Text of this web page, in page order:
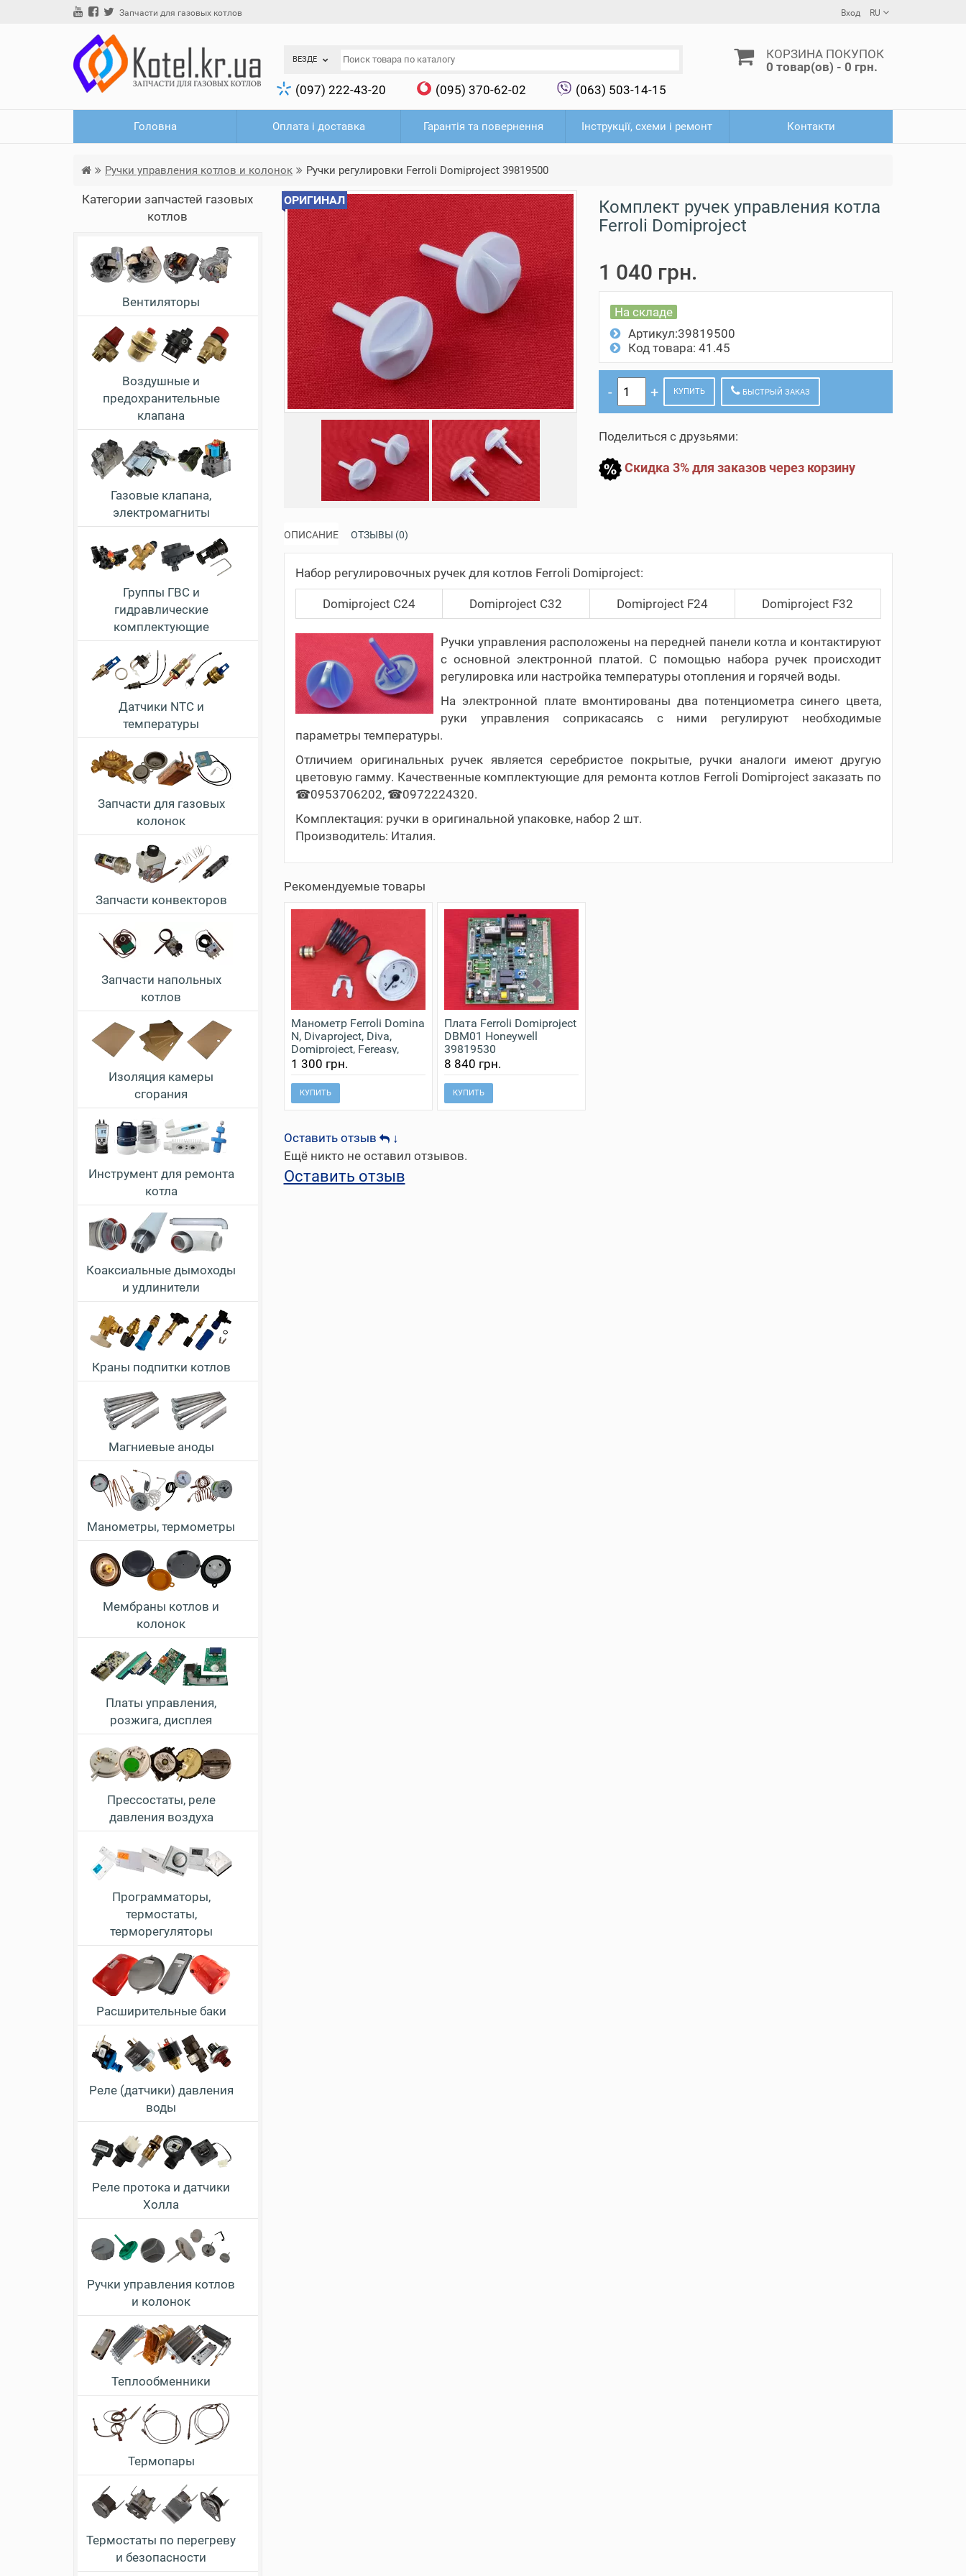
Запчасти для газовых котлов Вход RU
ВЕЗДЕ
(097) 222-43-20 (095) 370-62-02 (063) 503-14-15
КОРЗИНА ПОКУПОК
0 товар(ов) - 0 грн.
Головна Оплата і доставка Гарантія та повернення Інструкції, схеми і ремонт Контакти
Ручки управления котлов и колонок Ручки регулировки Ferroli Domiproject 39819500
Категории запчастей газовых
котлов
Вентиляторы
Воздушные и
предохранительные
клапана
Газовые клапана,
электромагниты
Группы ГВС и
гидравлические
комплектующие
Датчики NTC и
температуры
Запчасти для газовых
колонок
Запчасти конвекторов
Запчасти напольных
котлов
Изоляция камеры
сгорания
Инструмент для ремонта
котла
Коаксиальные дымоходы
и удлинители
Краны подпитки котлов
Магниевые аноды
Манометры, термометры
Мембраны котлов и
колонок
Платы управления,
розжига, дисплея
Прессостаты, реле
давления воздуха
Программаторы,
термостаты,
терморегуляторы
Расширительные баки
Реле (датчики) давления
воды
Реле протока и датчики
Холла
Ручки управления котлов
и колонок
Теплообменники
Термопары
Термостаты по перегреву
и безопасности
ОРИГИНАЛ
Комплект ручек управления котла
Ferroli Domiproject
1 040 грн.
На складе
Артикул:39819500
Код товара: 41.45
КУПИТЬ БЫСТРЫЙ ЗАКАЗ
Поделиться с друзьями:
Скидка 3% для заказов через корзину
ОПИСАНИЕ ОТЗЫВЫ (0)
Набор регулировочных ручек для котлов Ferroli Domiproject:
Domiproject C24 Domiproject C32 Domiproject F24 Domiproject F32
Ручки управления расположены на передней панели котла и контактируют
с основной электронной платой. С помощью набора ручек происходит
регулировка или настройка температуры отопления и горячей воды.
На электронной плате вмонтированы два потенциометра синего цвета,
руки управления соприкасаясь с ними регулируют необходимые
параметры температуры.
Отличием оригинальных ручек является серебристое покрытые, ручки аналоги имеют другую
цветовую гамму. Качественные комплектующие для ремонта котлов Ferroli Domiproject заказать по
☎0953706202, ☎0972224320.
Комплектация: ручки в оригинальной упаковке, набор 2 шт.
Производитель: Италия.
Рекомендуемые товары
Манометр Ferroli Domina
N, Divaproject, Diva,
Domiproject, Fereasy,
Domitech 39820080
1 300 грн.
КУПИТЬ
Плата Ferroli Domiproject
DBM01 Honeywell
39819530
8 840 грн.
КУПИТЬ
Оставить отзыв
↓
Ещё никто не оставил отзывов.
Оставить отзыв